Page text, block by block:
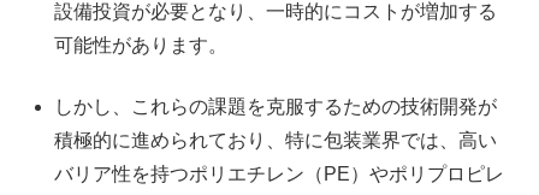
設備投資が必要となり、一時的にコストが増加する
可能性があります。
しかし、これらの課題を克服するための技術開発が
積極的に進められており、特に包装業界では、高い
バリア性を持つポリエチレン（PE）やポリプロピレ